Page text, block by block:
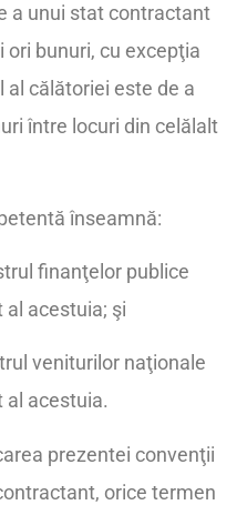
a unui stat contractant
bunuri, cu excepţia
al călătoriei este de a
între locuri din celălalt
înseamnă:
finanţelor publice
acestuia; şi
veniturilor naţionale
al acestuia.
prezentei convenţii
orice termen